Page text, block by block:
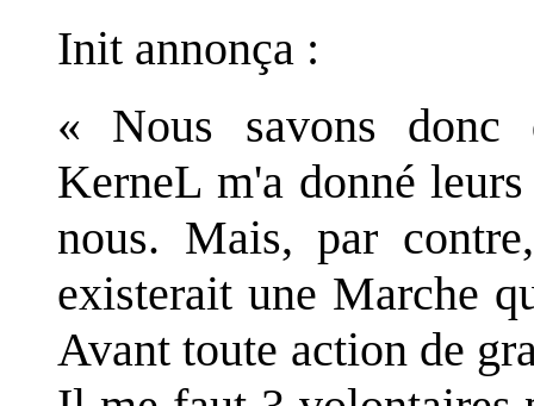
Init annonça :
« Nous savons donc
KerneL m'a donné
nous. Mais, par
existerait une Marche
Avant toute action de